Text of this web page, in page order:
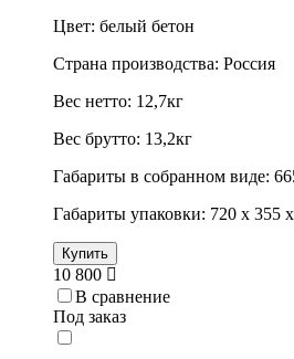
Цвет: белый бетон
Страна производства: Россия
Вес нетто: 12,7кг
Вес брутто: 13,2кг
Габариты в собранном виде:
Габариты упаковки: 720 х 355
Купить
10 800
В сравнение
Под заказ